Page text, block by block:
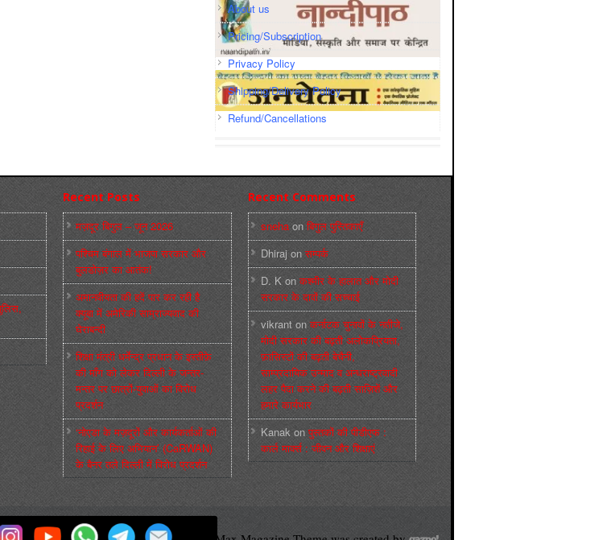
About us
Pricing/Subscription
Privacy Policy
Shipping/Delivery Policy
Refund/Cancellations
Recent Posts
मज़दूर बिगुल – जून 2026
पश्चिम बंगाल में भाजपा सरकार और
बुलडोज़र का आतंक!
अमानवीयता की हदें पार कर रही है
क्यूबा में अमेरिकी साम्राज्यवाद की
घेराबन्दी
शिक्षा मंत्री धर्मेन्द्र प्रधान के इस्तीफ़े
की माँग को लेकर दिल्ली के जन्तर-
मन्तर पर छात्रों-युवाओं का विरोध
प्रदर्शन
‘नोएडा के मज़दूरों और कार्यकर्ताओं की
रिहाई के लिए अभियान’ (CaRWAN)
के बैनर तले दिल्ली में विरोध प्रदर्शन
Recent Comments
snehaonबिगुल पुस्तिकाएँ
Dhirajon सम्पर्क
D. Konकश्मीर के हालात और मोदी
सरकार के दावों की सच्चाई
vikrantonकर्नाटक चुनावों के नतीजे,
मोदी सरकार की बढ़ती अलोकप्रियता,
फ़ासिस्टों की बढ़ती बेचैनी,
साम्प्रदायिक उन्माद व अन्धराष्ट्रवादी
लहर पैदा करने की बढ़ती साज़िशें और
हमारे कार्यभार
Kanakonपुस्‍तकों की पीडीएफ :
कार्ल मार्क्‍स : जीवन और शिक्षाएं
बिगुल Powered by
WordPress